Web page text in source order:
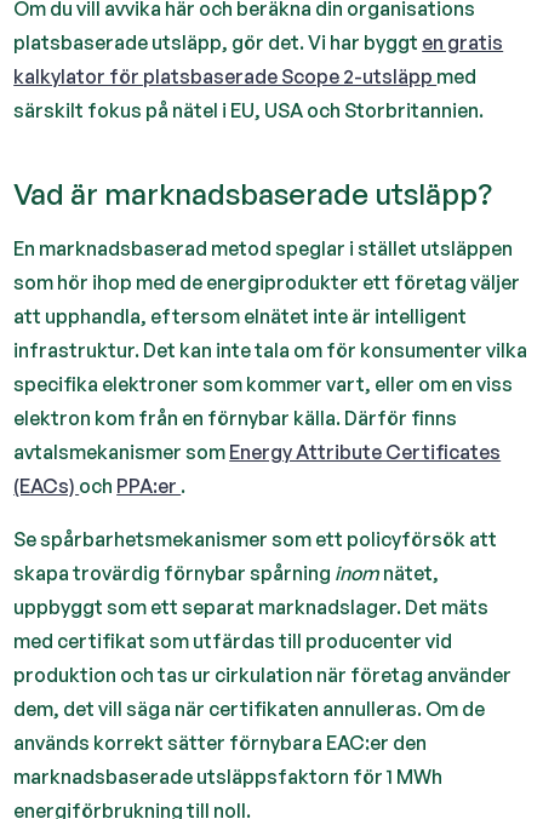
Om du vill avvika här och beräkna din organisations
platsbaserade utsläpp, gör det. Vi har byggt en gratis
kalkylator för platsbaserade Scope 2-utsläpp med
särskilt fokus på nätel i EU, USA och Storbritannien.
Vad är marknadsbaserade utsläpp?
En marknadsbaserad metod speglar i stället utsläppen
som hör ihop med de energiprodukter ett företag väljer
att upphandla, eftersom elnätet inte är intelligent
infrastruktur. Det kan inte tala om för konsumenter vilka
specifika elektroner som kommer vart, eller om en viss
elektron kom från en förnybar källa. Därför finns
avtalsmekanismer som Energy Attribute Certificates
(EACs) och PPA:er .
Se spårbarhetsmekanismer som ett policyförsök att
skapa trovärdig förnybar spårning inom nätet,
uppbyggt som ett separat marknadslager. Det mäts
med certifikat som utfärdas till producenter vid
produktion och tas ur cirkulation när företag använder
dem, det vill säga när certifikaten annulleras. Om de
används korrekt sätter förnybara EAC:er den
marknadsbaserade utsläppsfaktorn för 1 MWh
energiförbrukning till noll.